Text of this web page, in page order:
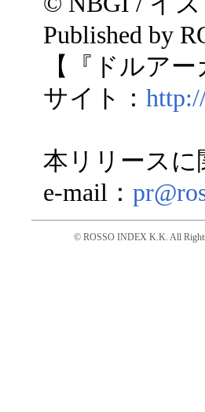
Published by
【『ドルア
サイト：
本リリース
e-mail：